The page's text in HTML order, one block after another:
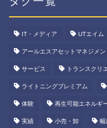
IT・メディア UTエイム
アールエスアセットマネジメン
サービス トランスクリ
ライトニングプレミアム
体験 再生可能エネルギ
実績 小売・卸 幅